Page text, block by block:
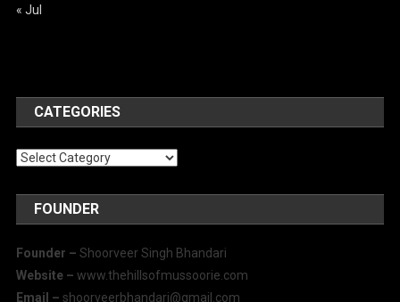
« Jul
CATEGORIES
Categories
FOUNDER
Founder – Shoorveer Singh Bhandari
Website – www.thehillsofmussoorie.com
Email – shoorveerbhandari@gmail.com